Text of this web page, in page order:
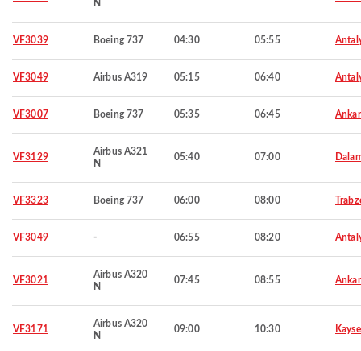
N
VF3039 Boeing 737 04:30 05:55
VF3049 Airbus A319 05:15 06:40
VF3007 Boeing 737 05:35 06:45
VF3129
Airbus A321
N
05:40 07:00
VF3323 Boeing 737 06:00 08:00
VF3049 - 06:55 08:20
VF3021
Airbus A320
N
07:45 08:55
VF3171
Airbus A320
N
09:00 10:30